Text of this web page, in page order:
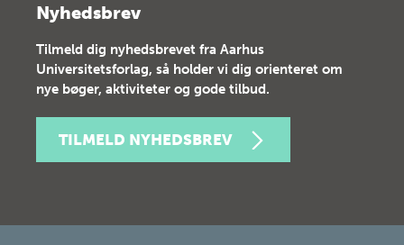
Nyhedsbrev
Tilmeld dig nyhedsbrevet fra Aarhus
Universitetsforlag, så holder vi dig orienteret om
nye bøger, aktiviteter og gode tilbud.
TILMELD NYHEDSBREV